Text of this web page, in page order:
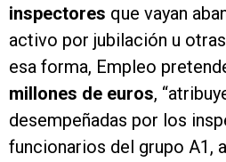
inspectores que vayan
activo por jubilación u
esa forma, Empleo
millones de euros,
desempeñadas por los
funcionarios del grupo A1,